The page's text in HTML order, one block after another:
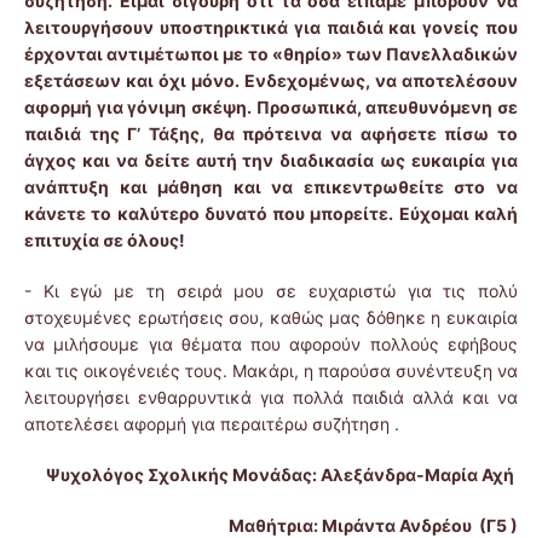
λειτουργήσουν υποστηρικτικά για παιδιά και γονείς που
έρχονται αντιμέτωποι με το «θηρίο» των Πανελλαδικών
εξετάσεων και όχι μόνο. Ενδεχομένως, να αποτελέσουν
αφορμή για γόνιμη σκέψη. Προσωπικά, απευθυνόμενη σε
παιδιά της Γ’ Τάξης, θα πρότεινα να αφήσετε πίσω το
άγχος και να δείτε αυτή την διαδικασία ως ευκαιρία για
ανάπτυξη και μάθηση και να επικεντρωθείτε στο να
κάνετε το καλύτερο δυνατό που μπορείτε. Εύχομαι καλή
επιτυχία σε όλους!
- Κι εγώ με τη σειρά μου σε ευχαριστώ για τις πολύ
στοχευμένες ερωτήσεις σου, καθώς μας δόθηκε η ευκαιρία
να μιλήσουμε για θέματα που αφορούν πολλούς εφήβους
και τις οικογένειές τους. Μακάρι, η παρούσα συνέντευξη να
λειτουργήσει ενθαρρυντικά για πολλά παιδιά αλλά και να
αποτελέσει αφορμή για περαιτέρω συζήτηση .
Ψυχολόγος Σχολικής Μονάδας: Αλεξάνδρα-Μαρία Αχή
Μαθήτρια: Μιράντα Ανδρέου (Γ5 )